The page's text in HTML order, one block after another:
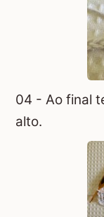
04 - Ao final
alto.